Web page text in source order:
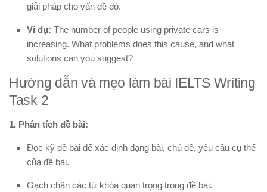
giải pháp cho vấn đề đó.
Ví dụ: The number of people using private cars is
increasing. What problems does this cause, and what
solutions can you suggest?
Hướng dẫn và mẹo làm bài IELTS Writing
Task 2
1. Phân tích đề bài:
Đọc kỹ đề bài để xác định dạng bài, chủ đề, yêu cầu cụ thể
của đề bài.
Gạch chân các từ khóa quan trọng trong đề bài.